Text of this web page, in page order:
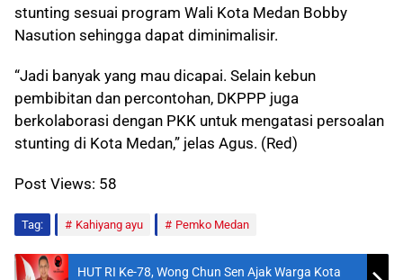
stunting sesuai program Wali Kota Medan Bobby
Nasution sehingga dapat diminimalisir.
“Jadi banyak yang mau dicapai. Selain kebun
pembibitan dan percontohan, DKPPP juga
berkolaborasi dengan PKK untuk mengatasi persoalan
stunting di Kota Medan,” jelas Agus. (Red)
Post Views: 58
Tag: Kahiyang ayu Pemko Medan
HUT RI Ke-78, Wong Chun Sen Ajak Warga Kota